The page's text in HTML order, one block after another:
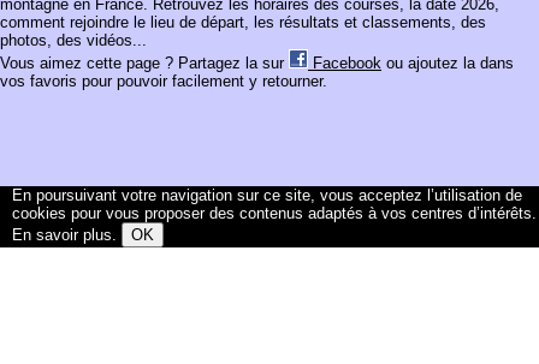
montagne en France. Retrouvez les horaires des courses, la date 2026,
comment rejoindre le lieu de départ, les résultats et classements, des
photos, des vidéos...
Vous aimez cette page ? Partagez la sur
Facebook ou ajoutez la dans
vos favoris pour pouvoir facilement y retourner.
En poursuivant votre navigation sur ce site, vous acceptez l’utilisation de
cookies pour vous proposer des contenus adaptés à vos centres d’intérêts.
En savoir plus. OK